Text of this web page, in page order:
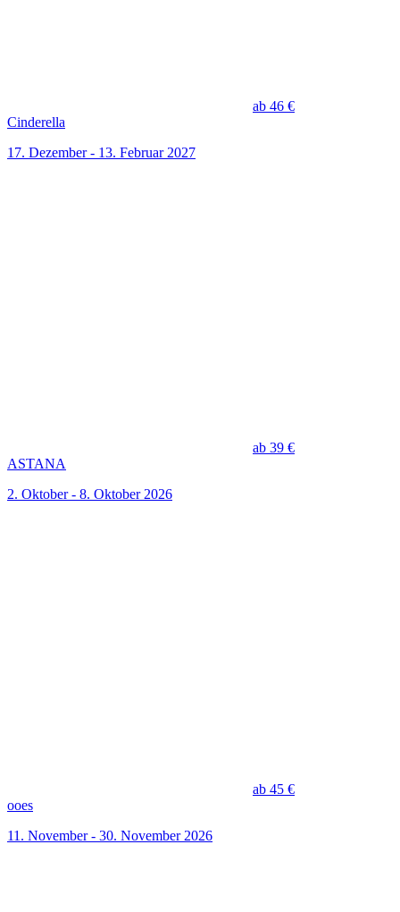
ab 46 €
Cinderella
17. Dezember - 13. Februar 2027
ab 39 €
ASTANA
2. Oktober - 8. Oktober 2026
ab 45 €
ooes
11. November - 30. November 2026